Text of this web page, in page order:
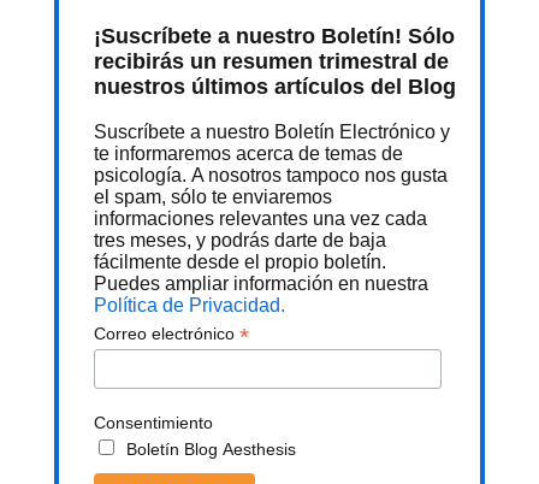
¡Suscríbete a nuestro Boletín! Sólo
recibirás un resumen trimestral de
nuestros últimos artículos del Blog
Suscríbete a nuestro Boletín Electrónico y
te informaremos acerca de temas de
psicología. A nosotros tampoco nos gusta
el spam, sólo te enviaremos
informaciones relevantes una vez cada
tres meses, y podrás darte de baja
fácilmente desde el propio boletín.
Puedes ampliar información en nuestra
Política de Privacidad.
Correo electrónico*
Consentimiento
Boletín Blog Aesthesis